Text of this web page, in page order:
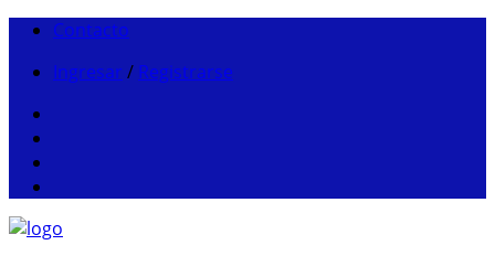
Contacto
Ingresar / Registrarse